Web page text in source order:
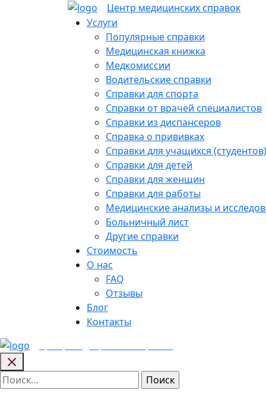
Центр медицинскихсправок
Услуги
Популярные справки
Медицинская книжка
Медкомиссии
Водительские справки
Справки для спорта
Справки от врачей специалистов
Справки из диспансеров
Справка о прививках
Справки для учащихся (студентов)
Справки для детей
Справки для женщин
Справки для работы
Медицинские анализы и
Больничный лист
Другие справки
Стоимость
О нас
FAQ
Отзывы
Блог
Контакты
Найти: